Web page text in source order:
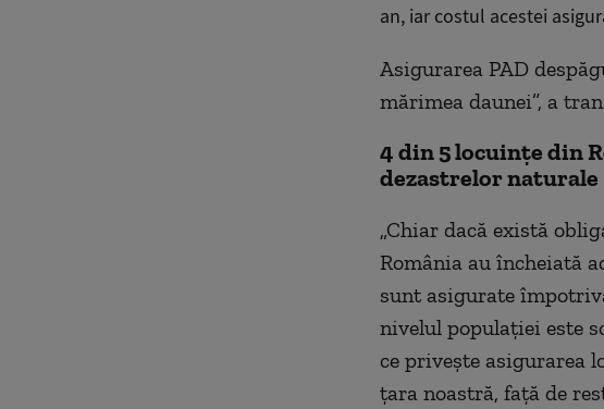
an, iar costul acestei
Asigurarea PAD
mărimea daunei”, a
4 din 5 locuințe din
dezastrelor naturale
„Chiar dacă există
România au încheiată
sunt asigurate
nivelul populației este
ce privește asigurarea
țara noastră, față de